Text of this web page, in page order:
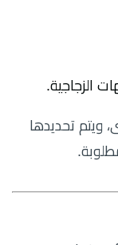
الزجاجية.
ويتم تحديدها